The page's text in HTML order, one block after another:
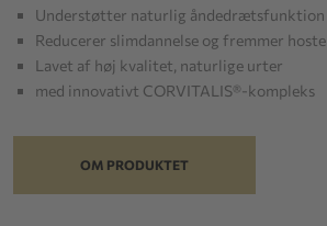
Understøtter naturlig åndedrætsfunktion
Reducerer slimdannelse og fremmer hoste
Lavet af høj kvalitet, naturlige urter
med innovativt CORVITALIS®-kompleks
OM PRODUKTET